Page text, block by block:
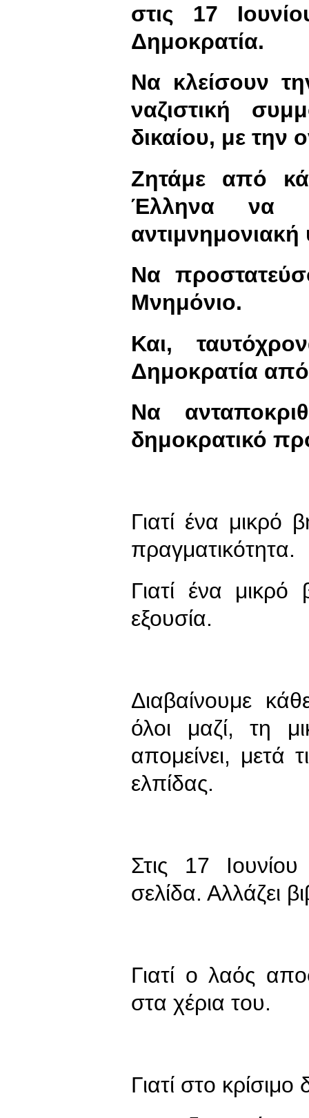
στις 17
Δημοκρατία.
Να κλείσουν
ναζιστική
δικαίου, με
Ζητάμε από
Έλληνα να
Να
Μνημόνιο.
Και,
Δημοκρατία
Να
δημοκρατικό
Γιατί ένα μικρό
πραγματικότητα.
Γιατί ένα
εξουσία.
Διαβαίνουμε
όλοι μαζί, τη
απομείνει, μετά
ελπίδας.
Στις 17
σελίδα. Αλλάζει
Γιατί ο λαός
στα χέρια του.
Γιατί στο